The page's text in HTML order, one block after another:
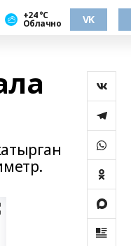
+24 °С
Облачно VK